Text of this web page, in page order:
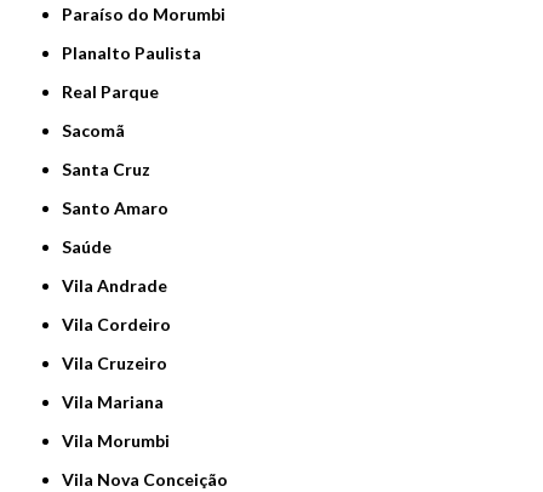
Paraíso do Morumbi
Planalto Paulista
Real Parque
Sacomã
Santa Cruz
Santo Amaro
Saúde
Vila Andrade
Vila Cordeiro
Vila Cruzeiro
Vila Mariana
Vila Morumbi
Vila Nova Conceição